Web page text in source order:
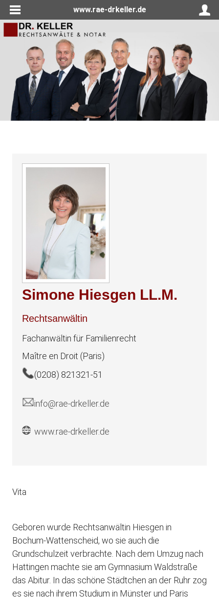
www.rae-drkeller.de
Simone Hiesgen LL.M.
Rechtsanwältin
Fachanwältin für Familienrecht
Maître en Droit (Paris)
(0208) 821321-51
info@rae-drkeller.de
www.rae-drkeller.de
Vita
Geboren wurde Rechtsanwältin Hiesgen in
Bochum-Wattenscheid, wo sie auch die
Grundschulzeit verbrachte. Nach dem Umzug nach
Hattingen machte sie am Gymnasium Waldstraße
das Abitur. In das schöne Städtchen an der Ruhr zog
es sie nach ihrem Studium in Münster und Paris